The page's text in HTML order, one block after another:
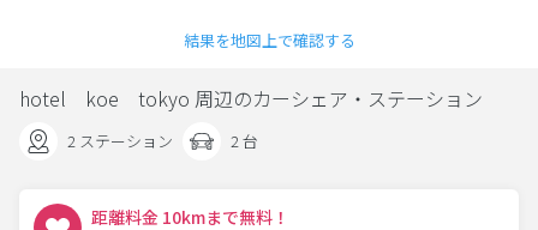
結果を地図上で確認する
hotel koe tokyo 周辺のカーシェア・ステーション
2 ステーション 2 台
距離料金 10kmまで無料！